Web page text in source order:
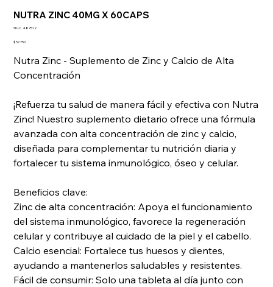
NUTRA ZINC 40MG X 60CAPS
SKU: SKU
487512
Precio
$ 57.750
Nutra Zinc - Suplemento de Zinc y Calcio de Alta
Concentración
¡Refuerza tu salud de manera fácil y efectiva con Nutra
Zinc! Nuestro suplemento dietario ofrece una fórmula
avanzada con alta concentración de zinc y calcio,
diseñada para complementar tu nutrición diaria y
fortalecer tu sistema inmunológico, óseo y celular.
Beneficios clave:
Zinc de alta concentración: Apoya el funcionamiento
del sistema inmunológico, favorece la regeneración
celular y contribuye al cuidado de la piel y el cabello.
Calcio esencial: Fortalece tus huesos y dientes,
ayudando a mantenerlos saludables y resistentes.
Fácil de consumir: Solo una tableta al día junto con